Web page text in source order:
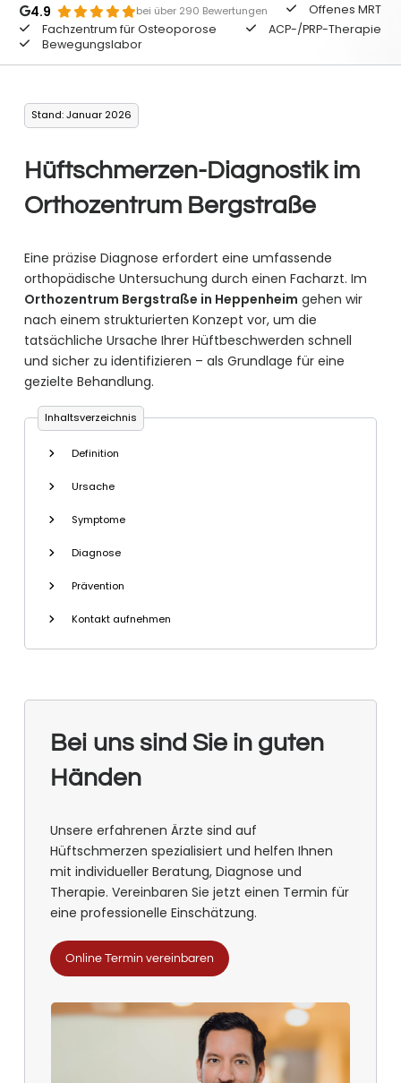
4.9 bei über 290 Bewertungen
Offenes MRT
Fachzentrum für Osteoporose
ACP-/PRP-Therapie
Bewegungslabor
Stand: Januar 2026
Hüftschmerzen-Diagnostik im
Orthozentrum Bergstraße
Eine präzise Diagnose erfordert eine umfassende
orthopädische Untersuchung durch einen Facharzt. Im
Orthozentrum Bergstraße in Heppenheim gehen wir
nach einem strukturierten Konzept vor, um die
tatsächliche Ursache Ihrer Hüftbeschwerden schnell
und sicher zu identifizieren – als Grundlage für eine
gezielte Behandlung.
Inhaltsverzeichnis
Definition
Ursache
Symptome
Diagnose
Prävention
Kontakt aufnehmen
Bei uns sind Sie in guten
Händen
Unsere erfahrenen Ärzte sind auf
Hüftschmerzen spezialisiert und helfen Ihnen
mit individueller Beratung, Diagnose und
Therapie. Vereinbaren Sie jetzt einen Termin für
eine professionelle Einschätzung.
Online Termin vereinbaren